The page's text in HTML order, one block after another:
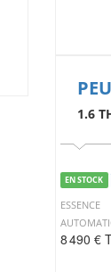
1.6
EN STOCK
ESSENCE
8 490 €